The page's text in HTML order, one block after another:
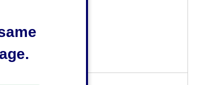
0548-32-1141
53-0119